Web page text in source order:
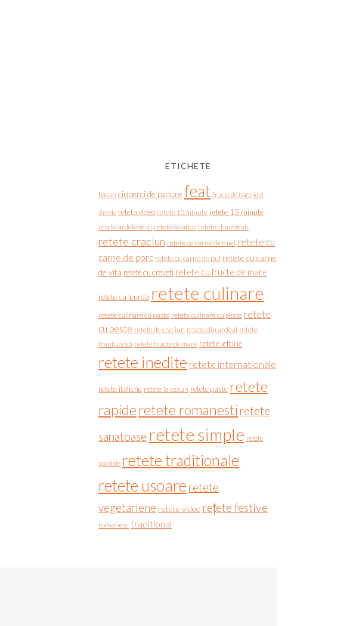
ETICHETE
bacon ciuperci de padure feat fructe de mare idei
simple reteta video retete 10 minute retete 15 minute
retete ardelenesti retete asiatice retete chinezesti
retete craciun retete cu carne de miel retete cu
carne de porc retete cu carne de pui retete cu carne
de vita retete cu creveti retete cu fructe de mare
retete cu leurda retete culinare
retete culinare cu paste retete culinare cu peste retete
cu peste retete de craciun retete din ardeal retete
frantuzesti retete fructe de mare retete ieftine
retete inedite retete internationale
retete italiene retete la ceaun retete paste retete
rapideretete romanesti retete
sanatoase retete simple retete
spaniole retete traditionale
retete usoare retete
vegetariene retete video rețete festive
romanesc traditional